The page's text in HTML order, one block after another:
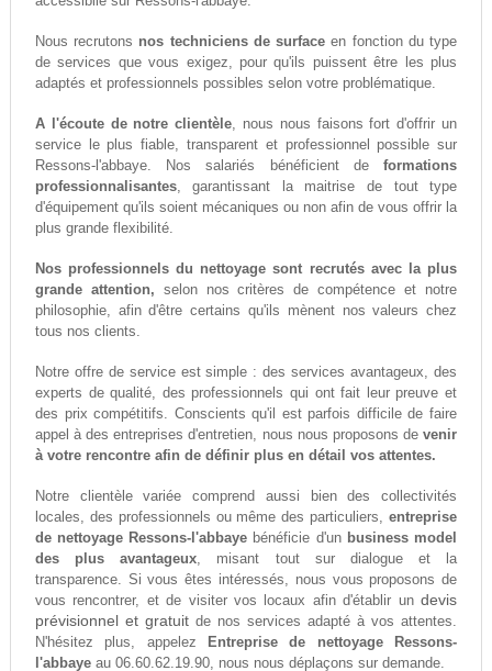
Nous recrutons nos techniciens de surface en fonction du type
de services que vous exigez, pour qu'ils puissent être les plus
adaptés et professionnels possibles selon votre problématique.
A l'écoute de notre clientèle, nous nous faisons fort d'offrir un
service le plus fiable, transparent et professionnel possible sur
Ressons-l'abbaye. Nos salariés bénéficient deformations
professionnalisantes, garantissant la maitrise de tout type
d'équipement qu'ils soient mécaniques ou non afin de vous offrir la
plus grande flexibilité.
Nos professionnels du nettoyage sont recrutés avec la plus
grande attention, selon nos critères de compétence et notre
philosophie, afin d'être certains qu'ils mènent nos valeurs chez
tous nos clients.
Notre offre de service est simple : des services avantageux, des
experts de qualité, des professionnels qui ont fait leur preuve et
des prix compétitifs. Conscients qu'il est parfois difficile de faire
appel à des entreprises d'entretien, nous nous proposons devenir
à votre rencontre afin de définir plus en détail vos attentes.
Notre clientèle variée comprend aussi bien des collectivités
locales, des professionnels ou même des particuliers,entreprise
de nettoyage Ressons-l'abbaye bénéficie d'un business model
des plus avantageux, misant tout sur dialogue et la
transparence. Si vous êtes intéressés, nous vous proposons de
vous rencontrer, et de visiter vos locaux afin d'établir undevis
prévisionnel et gratuitde nos services adapté à vos attentes.
N'hésitez plus, appelez
Entreprise de nettoyage Ressons-
l'abbayeau 06.60.62.19.90, nous nous déplaçons sur demande.